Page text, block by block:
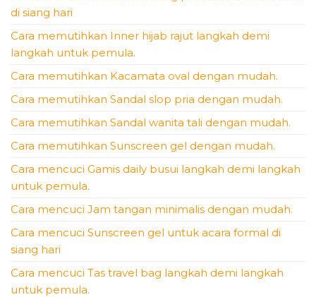
di siang hari
Cara memutihkan Inner hijab rajut langkah demi
langkah untuk pemula.
Cara memutihkan Kacamata oval dengan mudah.
Cara memutihkan Sandal slop pria dengan mudah.
Cara memutihkan Sandal wanita tali dengan mudah.
Cara memutihkan Sunscreen gel dengan mudah.
Cara mencuci Gamis daily busui langkah demi langkah
untuk pemula.
Cara mencuci Jam tangan minimalis dengan mudah.
Cara mencuci Sunscreen gel untuk acara formal di
siang hari
Cara mencuci Tas travel bag langkah demi langkah
untuk pemula.